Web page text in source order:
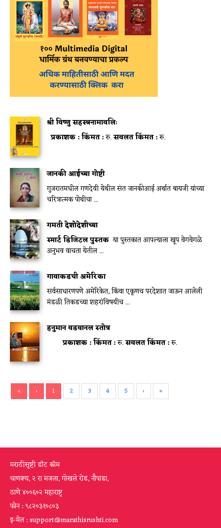
श्री विष्णु सहस्त्रनामावलिः
प्रकाशक :किंमत :रु.सवलत किंमत :रु.
जानकी आईच्या गोष्टी
गुजरातमधील गणदेवी येथील संत जानकीआई अर्थात बायजी यांच्या
चरित्रात्मक पोथीचा ...
गमती देशोदेशीच्या
स्मार्ट डिजिटल पुस्तक या पुस्तकात आपल्याला खूप वेगवेगळे
अनुभव वाचता येतील ...
गावाकडची अमेरिका
सर्वसाधारणपणे अमेरिकेत, किंवा एकूणच परदेशात जाऊन आलेली
मंडळी तिकडच्या शहरांविषयीच ...
हनुमान वडवानल स्तोत्र
प्रकाशक :किंमत :रु.सवलत किंमत :रु.
« ‹ 1 2 3 4 5 › »
मराठीसृष्टी डॉट कॉम
चाणक्य, २ रा मजला, गोखले रोड, नौपाडा,
ठाणे ४००६०२ महाराष्ट्र
फोन : ९८२०३१०८०३
इ-मेल : support@marathisrushti.com